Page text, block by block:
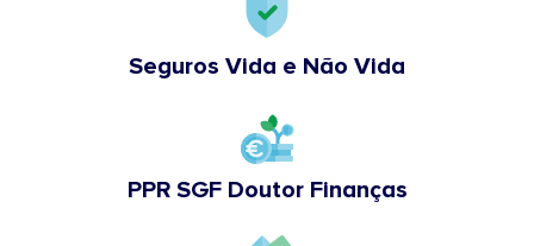
Seguros Vida e Não Vida
PPR SGF Doutor Finanças